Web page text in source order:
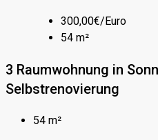
300,00€/Euro
54 m²
3 Raumwohnung in
Selbstrenovierung
54 m²